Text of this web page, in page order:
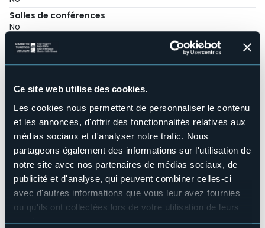
Ce site web utilise des cookies.
Les cookies nous permettent de personnaliser le contenu
et les annonces, d'offrir des fonctionnalités relatives aux
médias sociaux et d'analyser notre trafic. Nous
partageons également des informations sur l'utilisation de
notre site avec nos partenaires de médias sociaux, de
publicité et d'analyse, qui peuvent combiner celles-ci
avec d'autres informations que vous leur avez fournies
ou qu'ils ont collectées lors de votre utilisation de leurs
services.
Salles de conférences
No
Piscine
No
Nombres de lits
4
E-mail
laquietedelvalle@gmail.com
Téléphone
+39 338 9125982
Codice CIR
003109-AFF-00002